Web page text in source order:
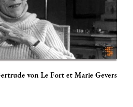
von Le Fort et Marie Gevers